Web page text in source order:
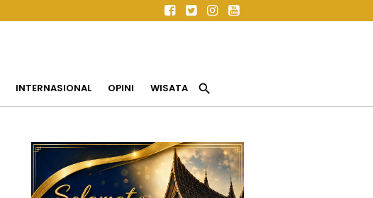
INTERNASIONAL OPINI WISATA search